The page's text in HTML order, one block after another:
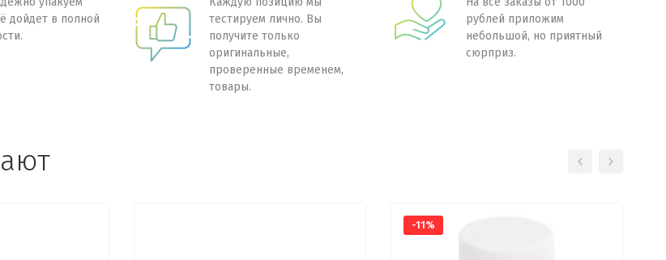
дойдет в полной
тестируем лично. Вы
получите только
оригинальные,
проверенные временем,
товары.
рублей приложим
небольшой, но приятный
сюрприз.
-11%